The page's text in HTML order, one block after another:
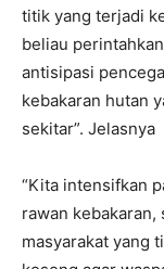
titik yang terjadi
beliau
antisipasi
kebakaran hutan
sekitar”. Jelasnya
“Kita intensifkan
rawan
masyarakat yang